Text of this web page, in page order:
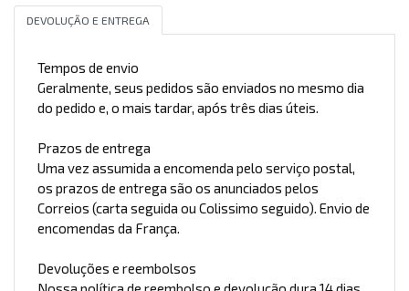
DEVOLUÇÃO E ENTREGA
Tempos de envio
Geralmente, seus pedidos são enviados no mesmo dia
do pedido e, o mais tardar, após três dias úteis.
Prazos de entrega
Uma vez assumida a encomenda pelo serviço postal,
os prazos de entrega são os anunciados pelos
Correios (carta seguida ou Colissimo seguido). Envio de
encomendas da França.
Devoluções e reembolsos